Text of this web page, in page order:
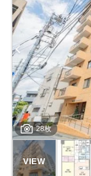
28枚